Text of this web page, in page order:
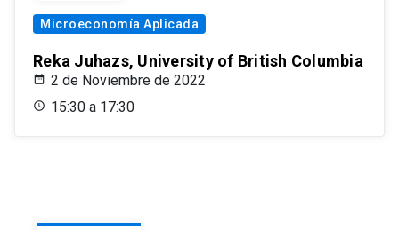
Microeconomía Aplicada
Reka Juhazs, University of British Columbia
2 de Noviembre de 2022
15:30 a 17:30